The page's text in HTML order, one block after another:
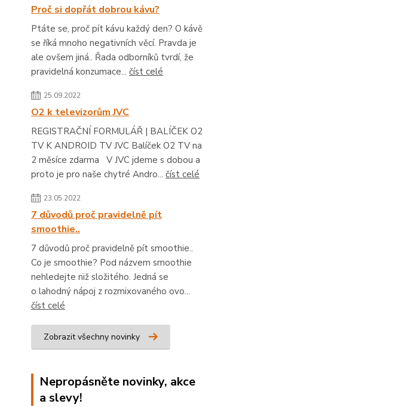
Proč si dopřát dobrou kávu?
Ptáte se, proč pít kávu každý den? O kávě
se říká mnoho negativních věcí. Pravda je
ale ovšem jiná.. Řada odborníků tvrdí, že
pravidelná konzumace... číst celé
25.09.2022
O2 k televizorům JVC
REGISTRAČNÍ FORMULÁŘ | BALÍČEK O2
TV K ANDROID TV JVC Balíček O2 TV na
2 měsíce zdarma V JVC jdeme s dobou a
proto je pro naše chytré Andro... číst celé
23.05.2022
7 důvodů proč pravidelně pít
smoothie..
7 důvodů proč pravidelně pít smoothie..
Co je smoothie? Pod názvem smoothie
nehledejte niž složitého. Jedná se
o lahodný nápoj z rozmixovaného ovo...
číst celé
Zobrazit všechny novinky
Nepropásněte novinky, akce
a slevy!